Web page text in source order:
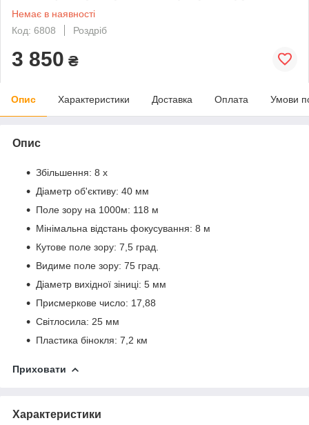
Немає в наявності
Код: 6808
Роздріб
3 850 ₴
Опис Характеристики Доставка Оплата Умови
Опис
Збільшення: 8 х
Діаметр об'єктиву: 40 мм
Поле зору на 1000м: 118 м
Мінімальна відстань фокусування: 8 м
Кутове поле зору: 7,5 град.
Видиме поле зору: 75 град.
Діаметр вихідної зіниці: 5 мм
Присмеркове число: 17,88
Світлосила: 25 мм
Пластика бінокля: 7,2 км
Приховати
Характеристики